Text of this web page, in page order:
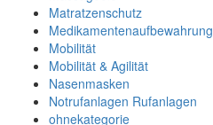
Matratzenschutz
Medikamentenaufbewahrung
Mobilität
Mobilität & Agilität
Nasenmasken
Notrufanlagen Rufanlagen
ohnekategorie